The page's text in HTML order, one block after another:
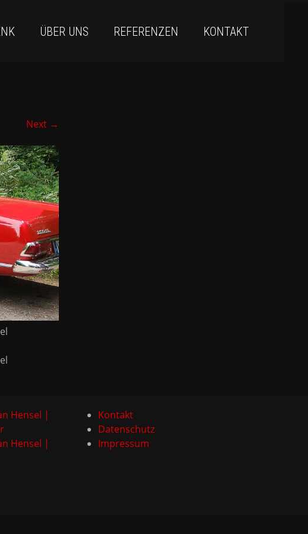
ÜBER UNS REFERENZEN KONTAKT
Next →
Hensel |
Hensel |
Kontakt
Datenschutz
Impressum